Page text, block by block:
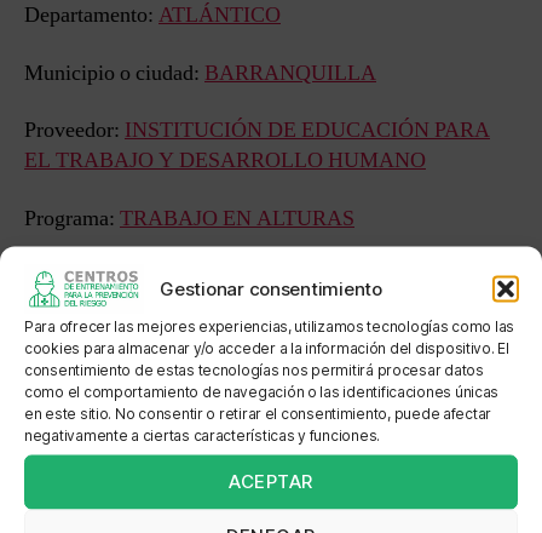
Gestionar consentimiento
Para ofrecer las mejores experiencias, utilizamos tecnologías como las
cookies para almacenar y/o acceder a la información del dispositivo. El
consentimiento de estas tecnologías nos permitirá procesar datos
como el comportamiento de navegación o las identificaciones únicas
en este sitio. No consentir o retirar el consentimiento, puede afectar
negativamente a ciertas características y funciones.
ACEPTAR
Departamento: ATLÁNTICO
Municipio o ciudad: BARRANQUILLA
Proveedor: INSTITUCIÓN DE EDUCACIÓN PARA
EL TRABAJO Y DESARROLLO HUMANO
Programa: TRABAJO EN ALTURAS
Estado:APROBADO FORMACIÓN EN EMPRESA
Sede: CORPORACIÓN EDUCATIVA FORMAR CEF
SEDE B
Dirección: Cra 43 No 68 - 63 Calle 69 # 41-209